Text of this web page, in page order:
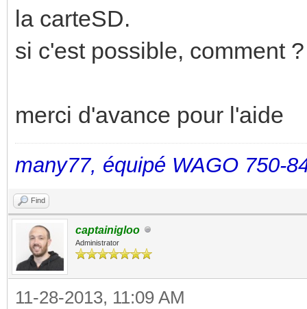
la carteSD.
si c'est possible, comment
merci d'avance pour l'aide
many77, équipé WAGO 750-
Find
captainigloo
Administrator
11-28-2013, 11:09 AM